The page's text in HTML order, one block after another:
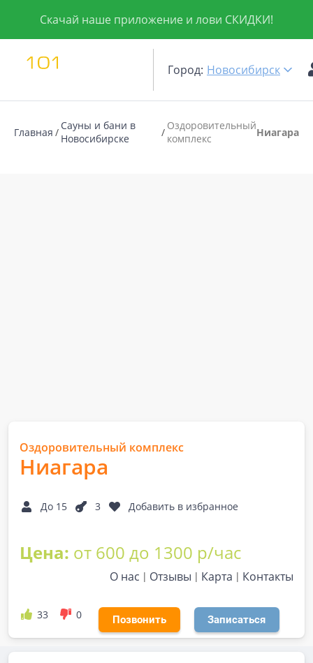
Скачай наше приложение и лови СКИДКИ!
Город: Новосибирск
Главная
Сауны и бани в
Новосибирске
Оздоровительный
комплекс
Ниагара
Оздоровительный комплекс
Ниагара
До 15 3 Добавить в избранное
Цена: от 600 до 1300 р/час
О нас Отзывы Карта Контакты
33 0 Позвонить Записаться